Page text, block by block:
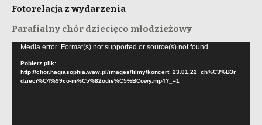
Fotorelacja z wydarzenia
Parafialny chór dziecięco młodzieżowy
Odtwarzacz
video
Media error: Format(s) not supported or source(s) not found
Pobierz plik:
http://chor.hagiasophia.waw.pl/images/filmy/koncert_23.01.22_ch%C3%B3r_
dzieci%C4%99co-m%C5%82odie%C5%BCowy.mp4?_=1